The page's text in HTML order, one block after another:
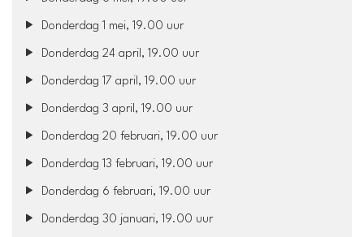
Donderdag 1 mei, 19.00 uur
Donderdag 24 april, 19.00 uur
Donderdag 17 april, 19.00 uur
Donderdag 3 april, 19.00 uur
Donderdag 20 februari, 19.00 uur
Donderdag 13 februari, 19.00 uur
Donderdag 6 februari, 19.00 uur
Donderdag 30 januari, 19.00 uur